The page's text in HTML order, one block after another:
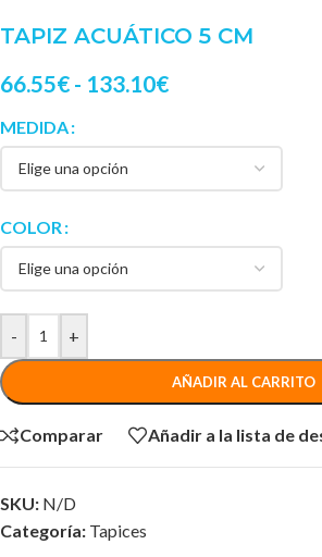
TAPIZ ACUÁTICO 5 CM
66.55€ - 133.10€
MEDIDA
COLOR
- +
AÑADIR AL CARRITO
Comparar Añadir a la lista de
SKU: N/D
Categoría: Tapices